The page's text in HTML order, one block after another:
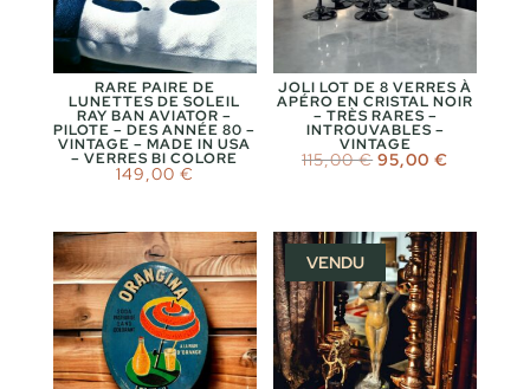
RARE PAIRE DE
LUNETTES DE SOLEIL
RAY BAN AVIATOR –
PILOTE – DES ANNÉE 80 –
VINTAGE – MADE IN USA
– VERRES BI COLORE
149,00 €
JOLI LOT DE 8 VERRES À
APÉRO EN CRISTAL NOIR
– TRÈS RARES –
INTROUVABLES –
VINTAGE
115,00€ Le
95,00€
VENDU